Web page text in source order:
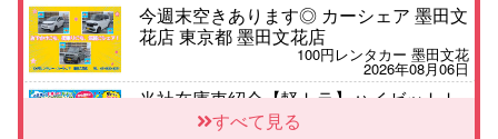
今週末空きあります◎ カーシェア 墨田文
花店 東京都 墨田文花店
100円レンタカー 墨田文花
2026年08月06日
当社在庫車紹介【軽トラ】ハイゼットト
ラック 神奈川県 横浜旭南本宿町店
すべて見る